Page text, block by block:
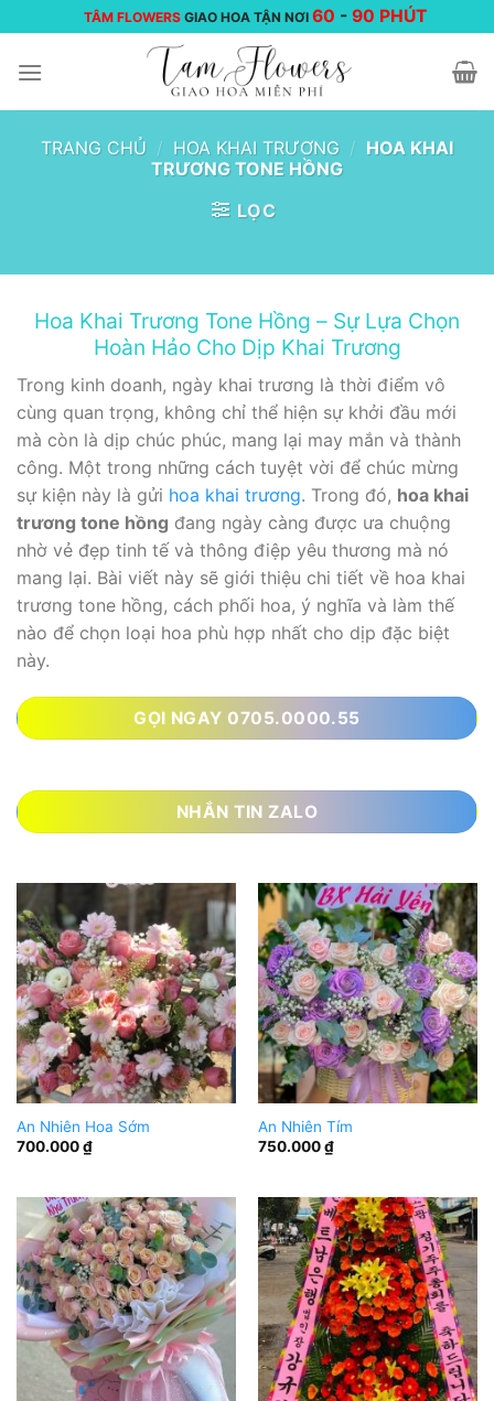
đến
nội
TÂM FLOWERS GIAO HOA TẬN NƠI 60 -90 PHÚT
TRANG CHỦ / HOA KHAI TRƯƠNG / HOA KHAI
TRƯƠNG TONE HỒNG
LỌC
Hoa Khai Trương Tone Hồng – Sự Lựa Chọn
Hoàn Hảo Cho Dịp Khai Trương
Trong kinh doanh, ngày khai trương là thời điểm vô
cùng quan trọng, không chỉ thể hiện sự khởi đầu mới
mà còn là dịp chúc phúc, mang lại may mắn và thành
công. Một trong những cách tuyệt vời để chúc mừng
sự kiện này là gửi hoa khai trương. Trong đó, hoa khai
trương tone hồng đang ngày càng được ưa chuộng
nhờ vẻ đẹp tinh tế và thông điệp yêu thương mà nó
mang lại. Bài viết này sẽ giới thiệu chi tiết về hoa khai
trương tone hồng, cách phối hoa, ý nghĩa và làm thế
nào để chọn loại hoa phù hợp nhất cho dịp đặc biệt
này.
GỌI NGAY 0705.0000.55
NHẮN TIN ZALO
An Nhiên Hoa Sớm
700.000₫
An Nhiên Tím
750.000₫